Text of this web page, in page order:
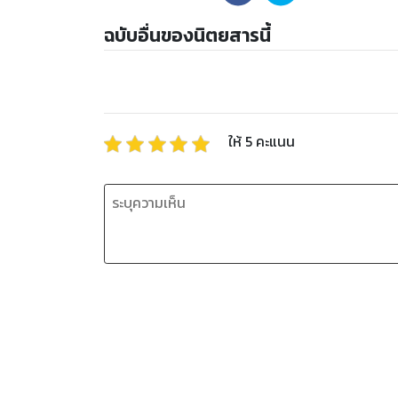
ฉบับอื่นของนิตยสารนี้
ให้ 5 คะแนน